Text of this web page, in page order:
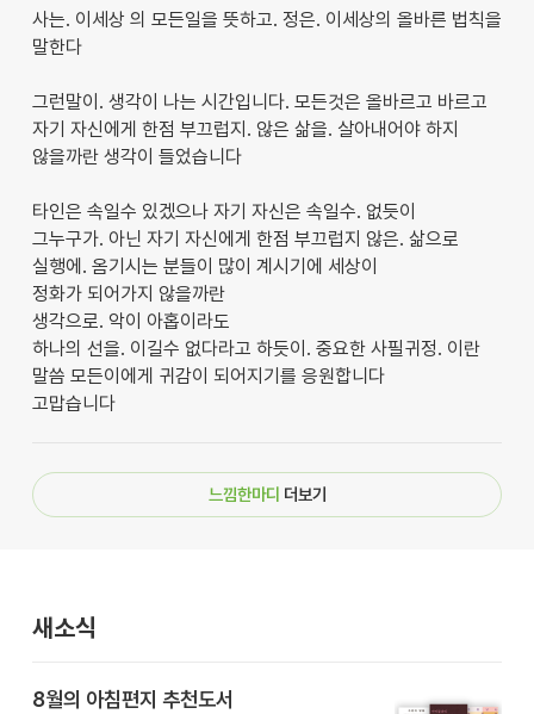
사는. 이세상 의 모든일을 뜻하고. 정은. 이세상의 올바른 법칙을
말한다
그런말이. 생각이 나는 시간입니다. 모든것은 올바르고 바르고
자기 자신에게 한점 부끄럽지. 않은 삶을. 살아내어야 하지
않을까란 생각이 들었습니다
타인은 속일수 있겠으나 자기 자신은 속일수. 없듯이
그누구가. 아닌 자기 자신에게 한점 부끄럽지 않은. 삶으로
실행에. 옴기시는 분들이 많이 계시기에 세상이
정화가 되어가지 않을까란
생각으로. 악이 아홉이라도
하나의 선을. 이길수 없다라고 하듯이. 중요한 사필귀정. 이란
말씀 모든이에게 귀감이 되어지기를 응원합니다
고맙습니다
느낌한마디 더보기
새소식
8월의 아침편지 추천도서